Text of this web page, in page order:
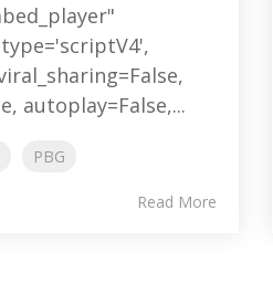
autoplay=False,...
PBG
Read More